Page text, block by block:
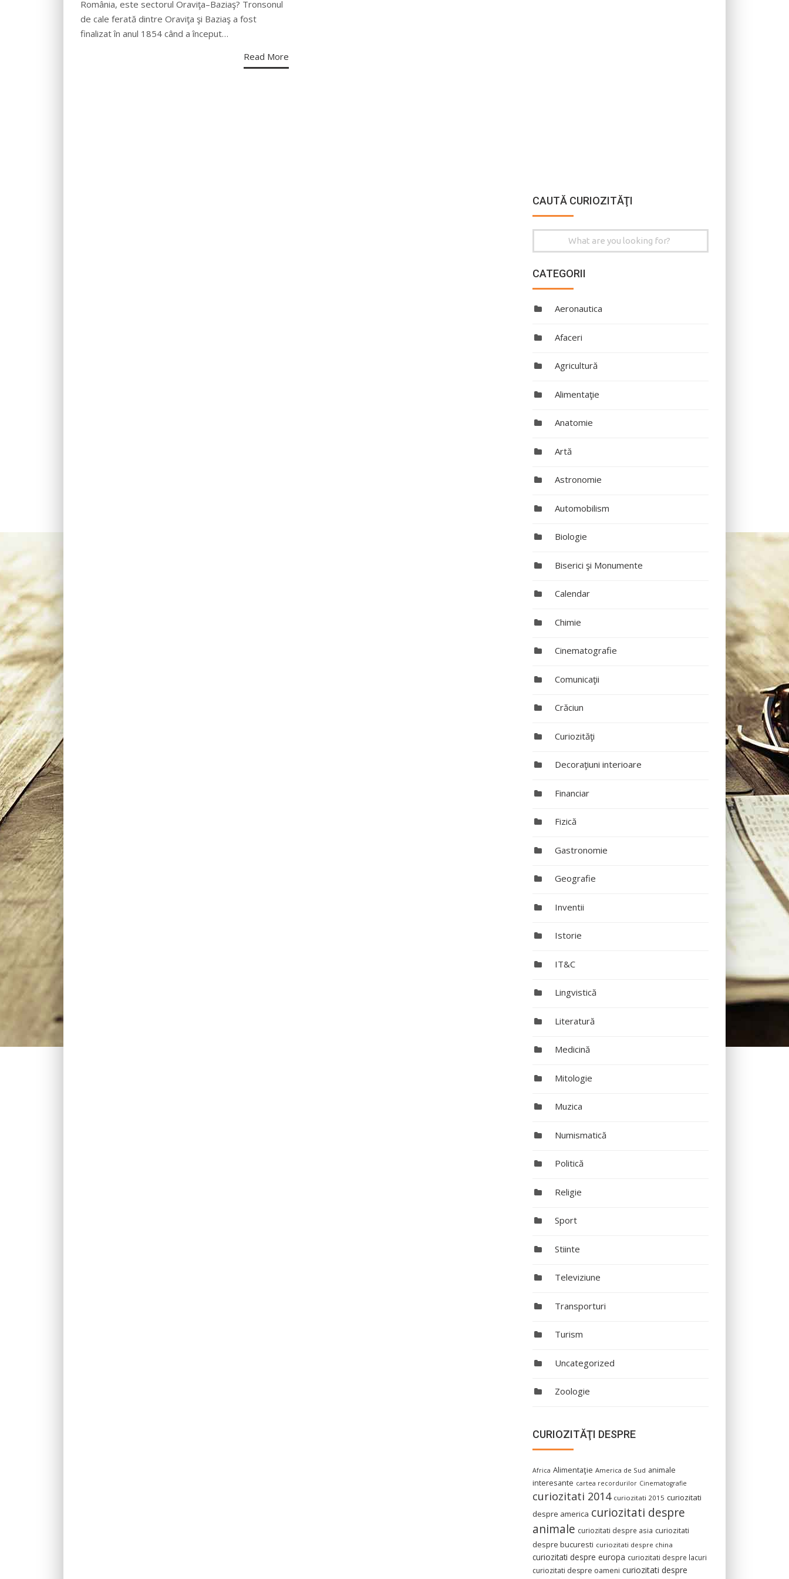
România, este sectorul Oraviţa–Baziaş? Tronsonul
de cale ferată dintre Oraviţa şi Baziaş a fost
finalizat în anul 1854 când a început…
Read More
CAUTĂ CURIOZITĂŢI
Search
CATEGORII
Aeronautica
Afaceri
Agricultură
Alimentaţie
Anatomie
Artă
Astronomie
Automobilism
Biologie
Biserici şi Monumente
Calendar
Chimie
Cinematografie
Comunicaţii
Crăciun
Curiozităţi
Decoraţiuni interioare
Financiar
Fizică
Gastronomie
Geografie
Inventii
Istorie
IT&C
Lingvistică
Literatură
Medicină
Mitologie
Muzica
Numismatică
Politică
Religie
Sport
Stiinte
Televiziune
Transporturi
Turism
Uncategorized
Zoologie
CURIOZITĂŢI DESPRE
Africa Alimentaţie America de Sud animale
interesante cartea recordurilor Cinematografie
curiozitati 2014 curiozitati 2015 curiozitati
despre america curiozitati despre
animale curiozitati despre asia curiozitati
despre bucuresti curiozitati despre china
curiozitati despre europa curiozitati despre lacuri
curiozitati despre oameni curiozitati despre